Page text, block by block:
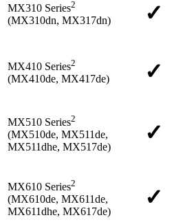
MX310 Series2
(MX310dn, MX317dn) ✓
MX410 Series2
(MX410de, MX417de) ✓
MX510 Series2
(MX510de, MX511de,
MX511dhe, MX517de)
✓
MX610 Series2
(MX610de, MX611de,
MX611dhe, MX617de)
✓